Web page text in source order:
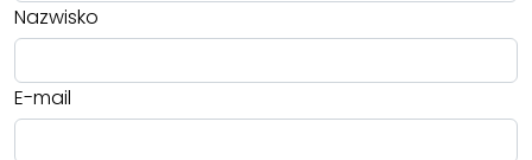
Nazwisko
E-mail